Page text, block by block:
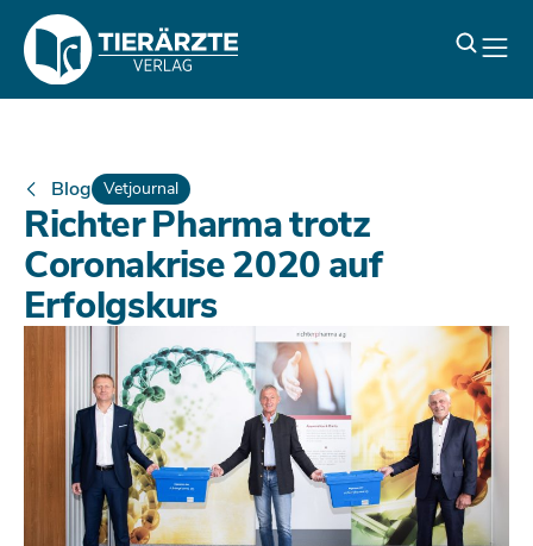
Blog Vetjournal
Richter Pharma trotz
Coronakrise 2020 auf
Erfolgskurs